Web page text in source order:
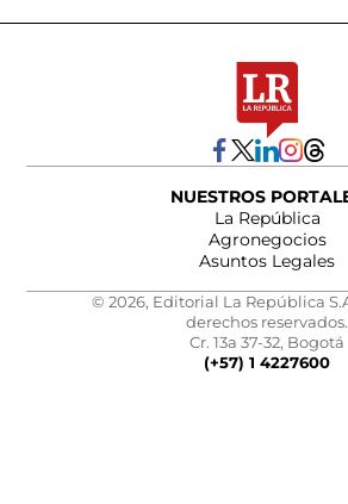
NUESTROS
La República
Agronegocios
Asuntos Legales
© 2026, Editorial La República
derechos reservados.
Cr. 13a 37-32, Bogotá
(+57) 1 4227600